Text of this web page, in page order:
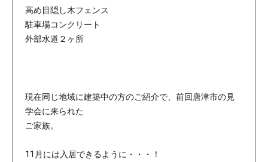
高め目隠し木フェンス
駐車場コンクリート
外部水道２ヶ所
現在同じ地域に建築中の方のご紹介で、前回唐津市の見
学会に来られた
ご家族。
11月には入居できるように・・・！